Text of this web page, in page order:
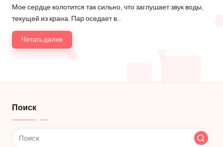
от
Мое сердце колотится так сильно, что заглушает звук воды,
текущей из крана. Пар оседает в…
Читать далее
Поиск